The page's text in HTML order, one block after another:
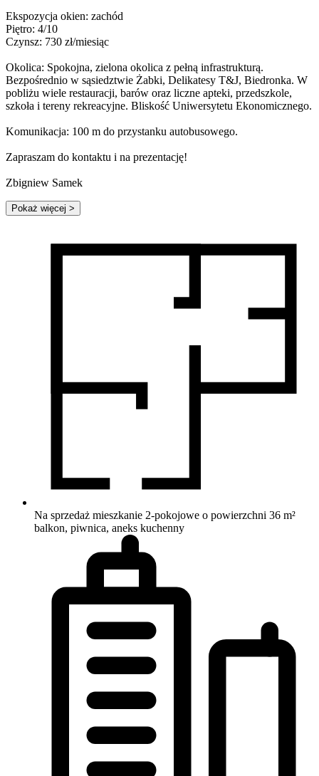
Ekspozycja okien: zachód
Piętro: 4/10
Czynsz: 730 zł/miesiąc
Okolica: Spokojna, zielona okolica z pełną infrastrukturą.
Bezpośrednio w sąsiedztwie Żabki, Delikatesy T&J, Biedronka. W
pobliżu wiele restauracji, barów oraz liczne apteki, przedszkole,
szkoła i tereny rekreacyjne. Bliskość Uniwersytetu Ekonomicznego.
Komunikacja: 100 m do przystanku autobusowego.
Zapraszam do kontaktu i na prezentację!
Zbigniew Samek
Pokaż więcej >
Na sprzedaż mieszkanie 2-pokojowe o powierzchni 36 m²
balkon, piwnica, aneks kuchenny